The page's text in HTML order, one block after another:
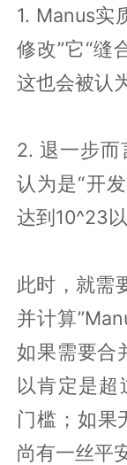
1. Manus实
修改”它“缝
这也会被认
2. 退一步而
认为是“开
达到10^23
此时，就需
并计算
如果需要合
以肯定是超
门槛；如果
尚有一丝平